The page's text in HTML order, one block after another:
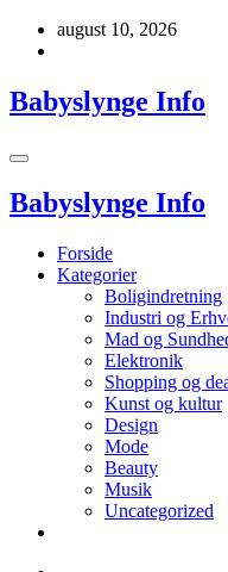
Videreaugust 10, 2026
Babyslynge Info
Babyslynge Info
Forside
Kategorier
Boligindretning
Industri og
Mad og
Elektronik
Shopping og
Kunst og kultur
Design
Mode
Beauty
Musik
Uncategorized